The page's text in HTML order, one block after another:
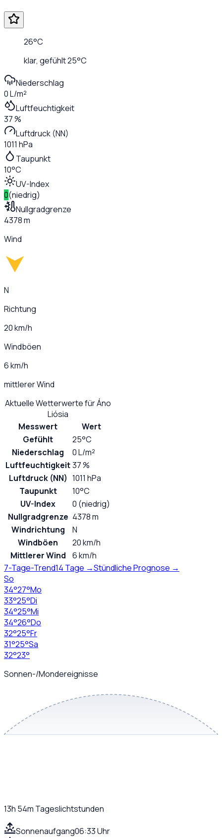
26°C
klar, gefühlt25°C
Niederschlag
0 L/m²
Luftfeuchtigkeit
37 %
Luftdruck (NN)
1011 hPa
Taupunkt
10°C
UV-Index
0(niedrig)
Nullgradgrenze
4378 m
Wind
N
Richtung
20 km/h
Windböen
6 km/h
mittlerer Wind
Aktuelle Wetterwerte fürÁno
Liósia
Messwert
Wert
Gefühlt
25°C
Niederschlag
0 L/m²
Luftfeuchtigkeit37 %
Luftdruck (NN) 1011 hPa
Taupunkt
10°C
UV-Index
0 (niedrig)
Nullgradgrenze 4378 m
Windrichtung
N
Windböen
20 km/h
Mittlerer Wind
6 km/h
7-Tage-Trend14 Tage →Stündliche Prognose →
So
34°27°Mo
33°25°Di
34°25°Mi
34°26°Do
32°25°Fr
31°25°Sa
32°23°
Sonnen-/Mondereignisse
13h 54m Tageslichtstunden
Sonnenaufgang06:33 Uhr